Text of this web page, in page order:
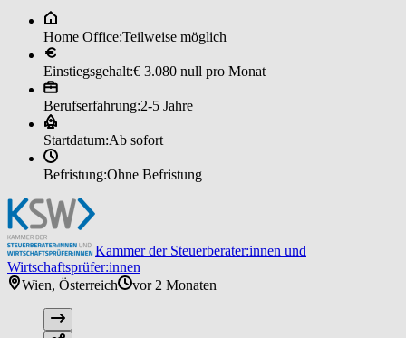
Home Office:Teilweise möglich
Einstiegsgehalt:€ 3.080 null pro Monat
Berufserfahrung:2-5 Jahre
Startdatum:Ab sofort
Befristung:Ohne Befristung
Kammer der Steuerberater:innen und
Wirtschaftsprüfer:innen
Wien, Österreich
vor 2 Monaten